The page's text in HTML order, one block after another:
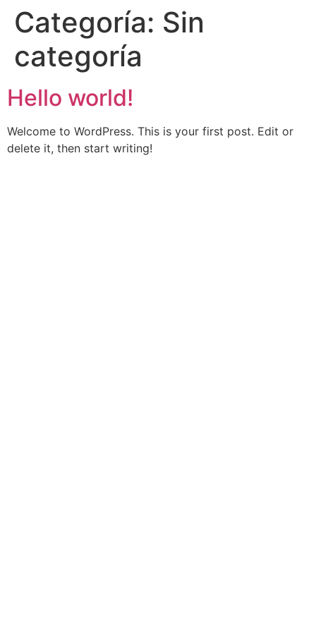
Categoría: Sin
categoría
Hello world!
Welcome to WordPress. This is your first post. Edit or
delete it, then start writing!